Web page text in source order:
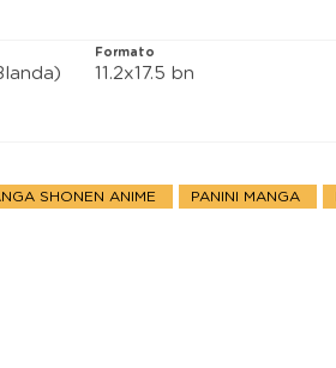
Formato
11.2x17.5 bn
SHONEN ANIME PANINI MANGA